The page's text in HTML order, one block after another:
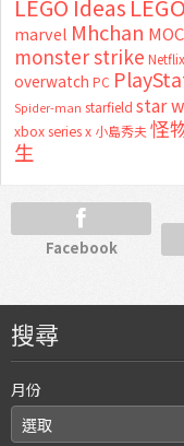
LEGO Ideas
marvel Mhchan MOC
monster strike Netflix
overwatch PC
Spider-man starfield star
xbox series x 小島秀夫怪
生
Facebook
搜尋
月份